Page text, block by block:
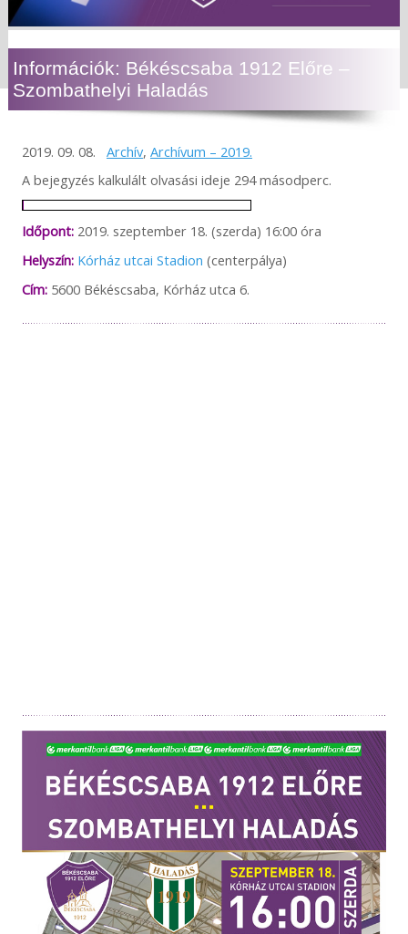
Információk: Békéscsaba 1912 Előre –
Szombathelyi Haladás
2019. 09. 08. Archív, Archívum – 2019.
A bejegyzés kalkulált olvasási ideje 294 másodperc.
Időpont:2019. szeptember 18. (szerda) 16:00 óra
Helyszín: Kórház utcai Stadion (centerpálya)
Cím:5600 Békéscsaba, Kórház utca 6.